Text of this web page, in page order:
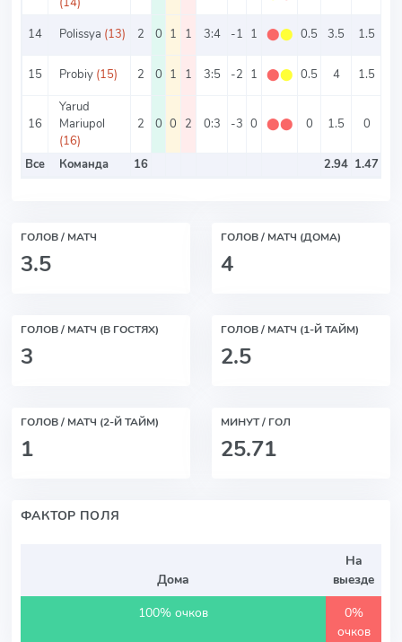
14 Polissya (13) 2 0 1 1 3:4 -1 1 ⬤⬤ 0.5 3.5 1.5
15 Probiy (15) 2 0 1 1 3:5 -2 1 ⬤⬤ 0.5 4 1.5
16
Yarud
Mariupol
(16)
2 0 0 2 0:3 -3 0 ⬤⬤ 0 1.5 0
Все Команда 16 2.94 1.47
ГОЛОВ / МАТЧ
3.5
ГОЛОВ / МАТЧ (ДОМА)
4
ГОЛОВ / МАТЧ (В ГОСТЯХ)
3
ГОЛОВ / МАТЧ (1-Й ТАЙМ)
2.5
ГОЛОВ / МАТЧ (2-Й ТАЙМ)
1
МИНУТ / ГОЛ
25.71
ФАКТОР ПОЛЯ
Дома
На
выезде
100% очков
0%
очков